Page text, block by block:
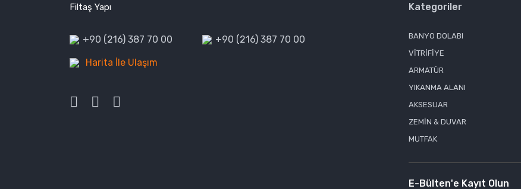
Filtaş Yapı
+90 (216) 387 70 00 +90 (216) 387 70 00
Harita İle Ulaşım
Kategoriler
BANYO DOLABI
VİTRİFİYE
ARMATÜR
YIKANMA ALANI
AKSESUAR
ZEMİN & DUVAR
MUTFAK
E-Bülten'e Kayıt Olun